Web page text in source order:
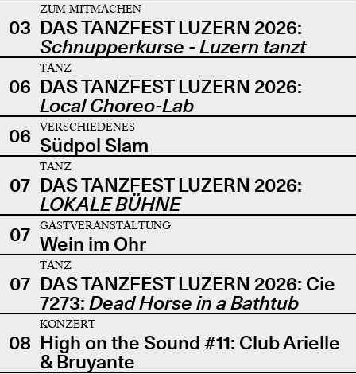
03
ZUM MITMACHEN
DAS TANZFEST LUZERN 2026:
Schnupperkurse - Luzern tanzt
06
TANZ
DAS TANZFEST LUZERN 2026:
Local Choreo-Lab
06
VERSCHIEDENES
Südpol Slam
07
TANZ
DAS TANZFEST LUZERN 2026:
LOKALE BÜHNE
07
GASTVERANSTALTUNG
Wein im Ohr
07
TANZ
DAS TANZFEST LUZERN 2026: Cie
7273: Dead Horse in a Bathtub
08
KONZERT
High on the Sound #11: Club Arielle
& Bruyante